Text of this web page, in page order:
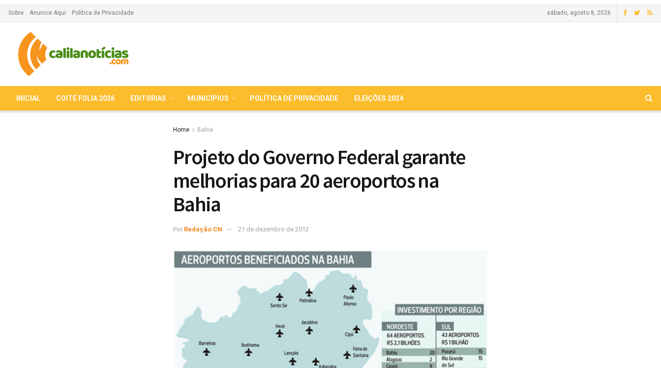
Sobre Anuncie Aqui Política de Privacidade sábado, agosto 8, 2026
INICIAL COITÉ FOLIA 2026 EDITORIAS MUNICÍPIOS POLÍTICA DE PRIVACIDADE ELEIÇÕES 2024
Home Bahia
Projeto do Governo Federal garante
melhorias para 20 aeroportos na
Bahia
Por Redação CN 21 de dezembro de 2012